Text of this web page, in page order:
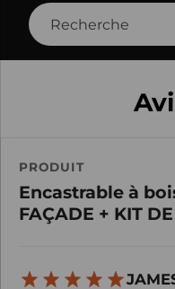
PRODUIT
Encastrable à
FAÇADE + KIT